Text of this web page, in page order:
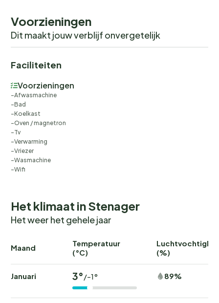
Voorzieningen
Dit maakt jouw verblijf onvergetelijk
Faciliteiten
Voorzieningen
Afwasmachine
Bad
Koelkast
Oven / magnetron
Tv
Verwarming
Vriezer
Wasmachine
Wifi
Het klimaat in Stenager
Het weer het gehele jaar
Maand
Temperatuur
(°C)
(%)
Januari 3°/-1° 89%